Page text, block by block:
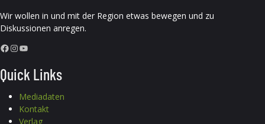
Wir wollen in und mit der Region etwas bewegen und zu
Diskussionen anregen.
Facebook InstagramYouTube
Quick Links
Mediadaten
Kontakt
Verlag